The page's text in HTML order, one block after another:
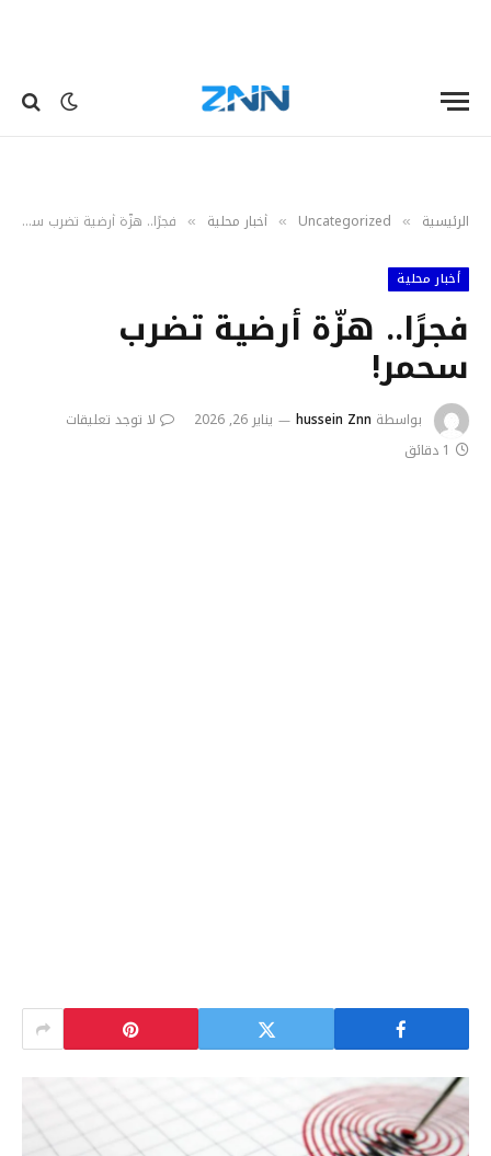
الرئيسية »
Uncategorized
» أخبار محلية » فجرًا.. هزّة أرضية تضرب سحمر!
أخبار محلية
فجرًا.. هزّة أرضية تضرب
سحمر!
بواسطة hussein Znn يناير 26, 2026
لا توجد تعليقات
1 دقائق